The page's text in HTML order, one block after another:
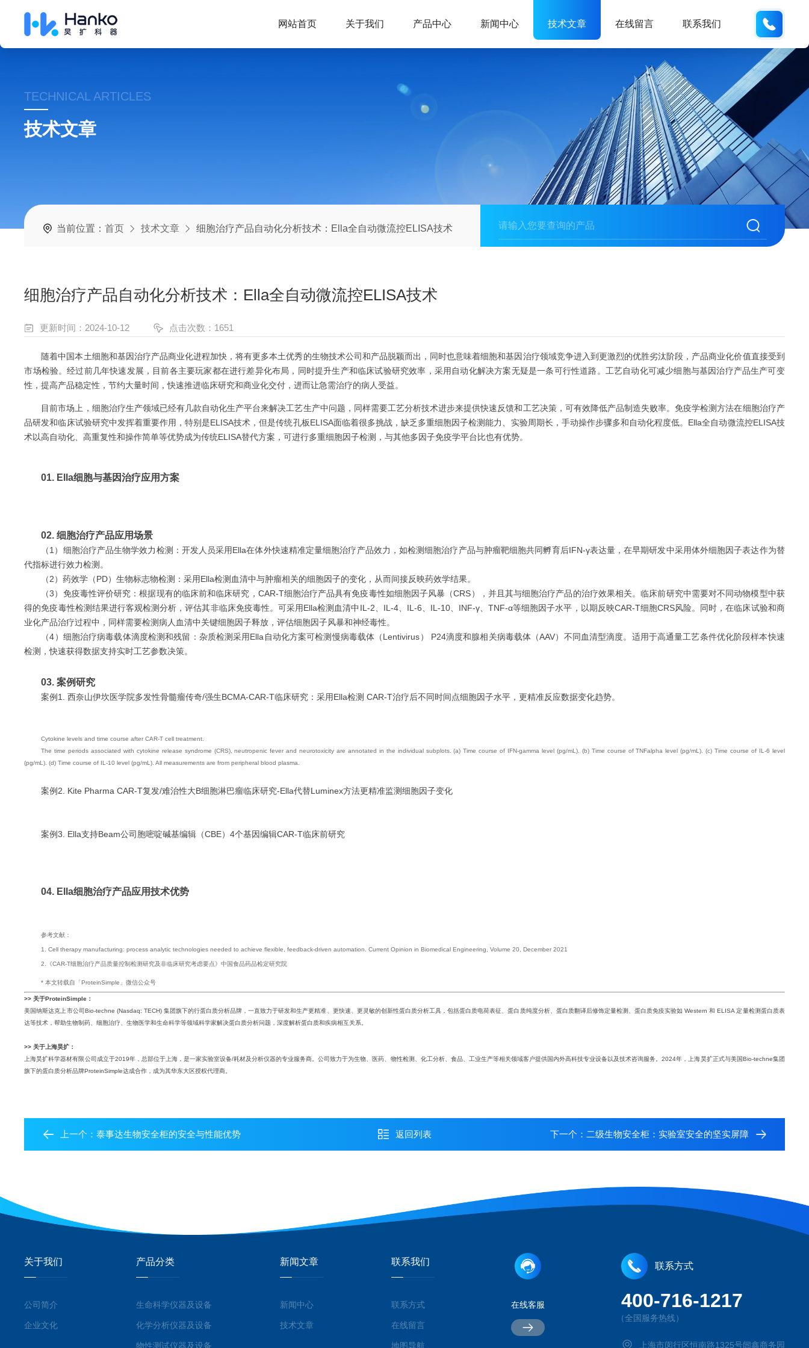
网站首页 关于我们 产品中心 新闻中心 技术文章 在线留言 联系我们
TECHNICAL ARTICLES
技术文章
当前位置：首页 技术文章 细胞治疗产品自动化分析技术：Ella全自动微流控ELISA技术
细胞治疗产品自动化分析技术：Ella全自动微流控ELISA技术
更新时间：2024-10-12 点击次数：1651
随着中国本土细胞和基因治疗产品商业化进程加快，将有更多本土优秀的生物技术公司和产品脱颖而出，同时也意味着细胞和基因治疗领域竞争进入到更激烈的优胜劣汰阶段，产品商业化价值直接受到
市场检验。经过前几年快速发展，目前各主要玩家都在进行差异化布局，同时提升生产和临床试验研究效率，采用自动化解决方案无疑是一条可行性道路。工艺自动化可减少细胞与基因治疗产品生产可变
性，提高产品稳定性，节约大量时间，快速推进临床研究和商业化交付，进而让急需治疗的病人受益。
目前市场上，细胞治疗生产领域已经有几款自动化生产平台来解决工艺生产中问题，同样需要工艺分析技术进步来提供快速反馈和工艺决策，可有效降低产品制造失败率。免疫学检测方法在细胞治疗产
品研发和临床试验研究中发挥着重要作用，特别是ELISA技术，但是传统孔板ELISA面临着很多挑战，缺乏多重细胞因子检测能力、实验周期长，手动操作步骤多和自动化程度低。Ella全自动微流控ELISA技
术以高自动化、高重复性和操作简单等优势成为传统ELISA替代方案，可进行多重细胞因子检测，与其他多因子免疫学平台比也有优势。
01. Ella细胞与基因治疗应用方案
02. 细胞治疗产品应用场景
（1）细胞治疗产品生物学效力检测：开发人员采用Ella在体外快速精准定量细胞治疗产品效力，如检测细胞治疗产品与肿瘤靶细胞共同孵育后IFN-γ表达量，在早期研发中采用体外细胞因子表达作为替
代指标进行效力检测。
（2）药效学（PD）生物标志物检测：采用Ella检测血清中与肿瘤相关的细胞因子的变化，从而间接反映药效学结果。
（3）免疫毒性评价研究：根据现有的临床前和临床研究，CAR-T细胞治疗产品具有免疫毒性如细胞因子风暴（CRS），并且其与细胞治疗产品的治疗效果相关。临床前研究中需要对不同动物模型中获
得的免疫毒性检测结果进行客观检测分析，评估其非临床免疫毒性。可采用Ella检测血清中IL-2、IL-4、IL-6、IL-10、INF-γ、TNF-α等细胞因子水平，以期反映CAR-T细胞CRS风险。同时，在临床试验和商
业化产品治疗过程中，同样需要检测病人血清中关键细胞因子释放，评估细胞因子风暴和神经毒性。
（4）细胞治疗病毒载体滴度检测和残留：杂质检测采用Ella自动化方案可检测慢病毒载体（Lentivirus） P24滴度和腺相关病毒载体（AAV）不同血清型滴度。适用于高通量工艺条件优化阶段样本快速
检测，快速获得数据支持实时工艺参数决策。
03.案例研究
案例1. 西奈山伊坎医学院多发性骨髓瘤传奇/强生BCMA-CAR-T临床研究：采用Ella检测 CAR-T治疗后不同时间点细胞因子水平，更精准反应数据变化趋势。
Cytokine levels and time course after CAR-T cell treatment.
The time periods associated with cytokine release syndrome (CRS), neutropenic fever and neurotoxicity are annotated in the individual subplots. (a) Time course of IFN-gamma level (pg/mL). (b) Time course of TNFalpha level (pg/mL). (c) Time course of IL-6 level
(pg/mL). (d) Time course of IL-10 level (pg/mL). All measurements are from peripheral blood plasma.
案例2. Kite Pharma CAR-T复发/难治性大B细胞淋巴瘤临床研究-Ella代替Luminex方法更精准监测细胞因子变化
案例3. Ella支持Beam公司胞嘧啶碱基编辑（CBE）4个基因编辑CAR-T临床前研究
04. Ella细胞治疗产品应用技术优势
参考文献：
1. Cell therapy manufacturing: process analytic technologies needed to achieve flexible, feedback-driven automation. Current Opinion in Biomedical Engineering, Volume 20, December 2021
2.《CAR-T细胞治疗产品质量控制检测研究及非临床研究考虑要点》中国食品药品检定研究院
* 本文转载自「ProteinSimple」微信公众号
>> 关于ProteinSimple：
美国纳斯达克上市公司Bio-techne (Nasdaq: TECH) 集团旗下的行蛋白质分析品牌，一直致力于研发和生产更精准、更快速、更灵敏的创新性蛋白质分析工具，包括蛋白质电荷表征、蛋白质纯度分析、蛋白质翻译后修饰定量检测、蛋白质免疫实验如 Western 和 ELISA 定量检测蛋白质表
达等技术，帮助生物制药、细胞治疗、生物医学和生命科学等领域科学家解决蛋白质分析问题，深度解析蛋白质和疾病相互关系。
>> 关于上海昊扩：
上海昊扩科学器材有限公司成立于2019年，总部位于上海，是一家实验室设备/耗材及分析仪器的专业服务商。公司致力于为生物、医药、物性检测、化工分析、食品、工业生产等相关领域客户提供国内外高科技专业设备以及技术咨询服务。2024年，上海昊扩正式与美国Bio-techne集团
旗下的蛋白质分析品牌ProteinSimple达成合作，成为其华东大区授权代理商。
上一个：泰事达生物安全柜的安全与性能优势 返回列表 下一个： 二级生物安全柜：实验室安全的坚实屏障
关于我们
公司简介
企业文化
产品分类
生命科学仪器及设备
化学分析仪器及设备
物性测试仪器及设备
新闻文章
新闻中心
技术文章
联系我们
联系方式
在线留言
地图导航
在线客服
联系方式
400-716-1217
（全国服务热线）
上海市闵行区恒南路1325号闿鑫商务园